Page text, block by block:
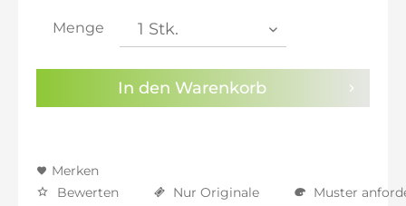
Sie haben dieDatenschutzbestimmungenzur
Kenntnis genommen.
inkl. 21% MwSt.: 782,94 €
inkl. 22% MwSt.: 789,41 €
Menge
In den Warenkorb
Merken
Bewerten
Nur Originale Muster